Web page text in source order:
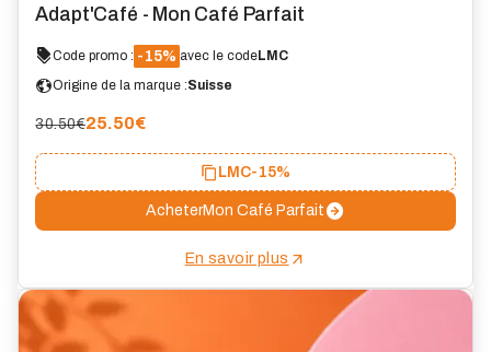
Adapt'Café - Mon Café Parfait
Code promo : -15% avec le codeLMC
Origine de la marque :Suisse
30.50€25.50€
LMC-15%
AcheterMon Café Parfait
En savoir plus